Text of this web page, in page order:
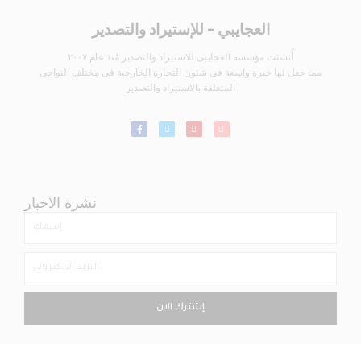
العجايبي - للإستيراد والتصدير
أُنشئت مؤسسة العجايبى للاستيراد والتصدير مُنذ عام ٢٠٠٧
مما جعل لها خبرة واسعة فى شئون التجارة الخارجية فى مختلف النواحى
المتعلقة بالاستيراد والتصدير
نشرة الاخبار
إشترك الان